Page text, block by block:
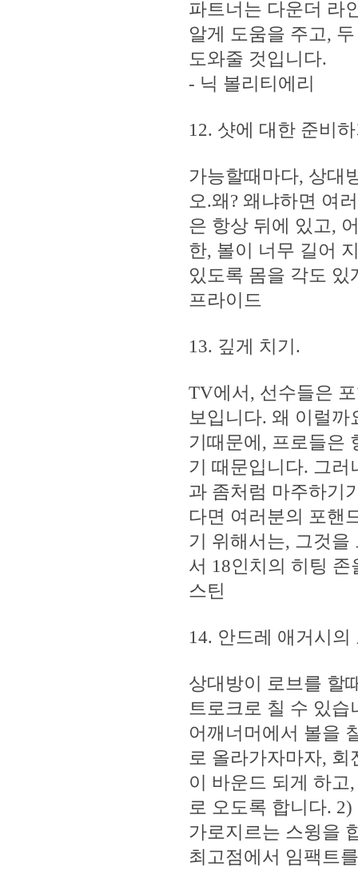
파트너는 다운더 라
알게 도움을 주고,
도와줄 것입니다.
- 닉 볼리티에리
12. 샷에 대한 준비
가능할때마다, 상대
오.왜? 왜냐하면 여
은 항상 뒤에 있고,
한, 볼이 너무 길어
있도록 몸을 각도
프라이드
13. 깊게 치기.
TV에서, 선수들은
보입니다. 왜 이럴
기때문에, 프로들은
기 때문입니다. 그러
과 좀처럼 마주하기
다면 여러분의 포핸
기 위해서는, 그것을
서 18인치의 히팅
스틴
14. 안드레 애거시
상대방이 로브를 할
트로크로 칠 수 있
어깨너머에서 볼을
로 올라가자마자,
이 바운드 되게 하
로 오도록 합니다.
가로지르는 스윙을
최고점에서 임팩트